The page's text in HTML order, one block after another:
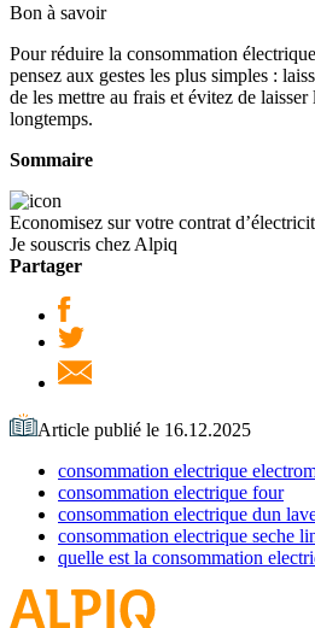
Bon à savoir
Pour réduire la consommation
pensez aux gestes les plus simples :
de les mettre au frais et évitez de
longtemps.
Sommaire
Economisez sur votre contrat
Je souscris chez Alpiq
Partager
Article publié le 16.12.2025
consommation electrique
consommation electrique four
consommation electrique dun
consommation electrique seche
quelle est la consommation